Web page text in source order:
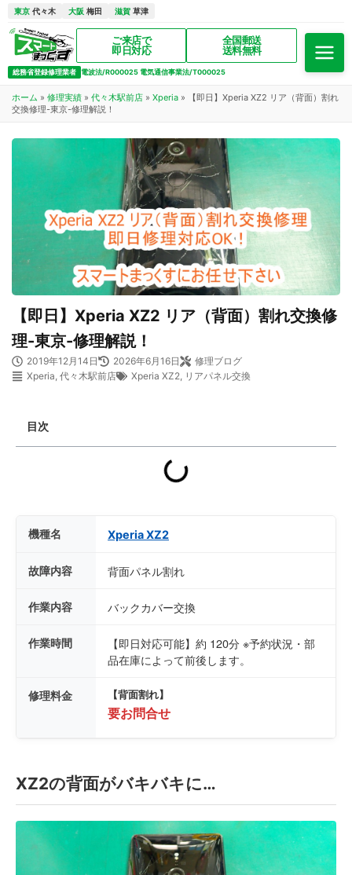
東京 代々木 大阪 梅田 滋賀 草津
ご来店で
即日対応
全国郵送
送料無料
総務省登録修理業者 電波法/R000025 電気通信事業法/T000025
ホーム » 修理実績 » 代々木駅前店 » Xperia »
【即日】Xperia XZ2 リア（背面）割れ
交換修理-東京-修理解説！
【即日】Xperia XZ2 リア（背面）割れ交換修
理-東京-修理解説！
2019年12月14日 2026年6月16日
修理ブログ
Xperia, 代々木駅前店 Xperia XZ2, リアパネル交換
目次
機種名 Xperia XZ2
故障内容 背面パネル割れ
作業内容 バックカバー交換
作業時間
【即日対応可能】約 120分 ※予約状況・部
品在庫によって前後します。
修理料金 【背面割れ】
要お問合せ
XZ2の背面がバキバキに…